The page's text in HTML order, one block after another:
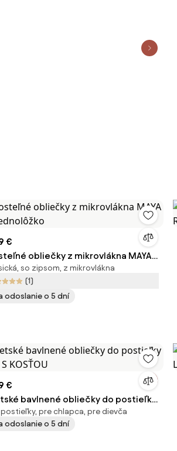
€
obliečky z mikrovlákna MAYA
so zipsom, z mikrovlákna
(1)
odoslanie o 5 dní
€
bavlnené obliečky do postieľky
S KOSŤOU
postieľky, pre chlapca, pre dievča
odoslanie o 5 dní